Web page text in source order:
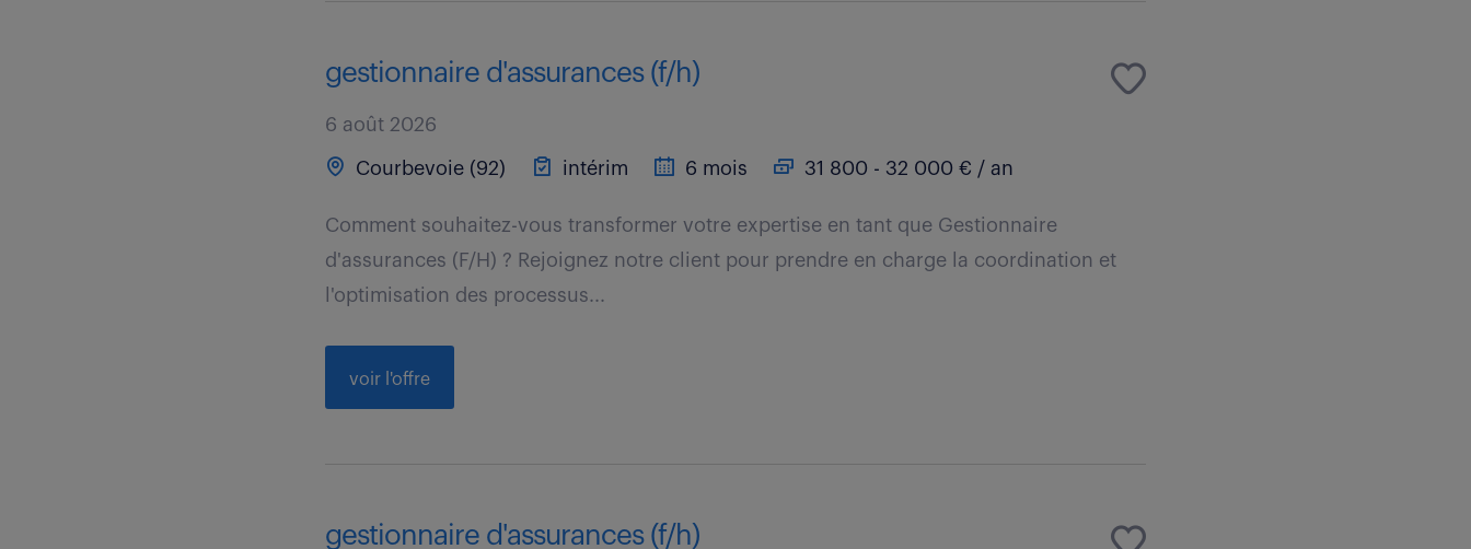
gestionnaire d'assurances (f/h)
6 août 2026
Courbevoie (92) intérim 6 mois 31 800 - 32 000 € / an
Comment souhaitez-vous transformer votre expertise en tant que Gestionnaire
d'assurances (F/H) ? Rejoignez notre client pour prendre en charge la coordination et
l'optimisation des processus...
voir l'offre
gestionnaire d'assurances (f/h)